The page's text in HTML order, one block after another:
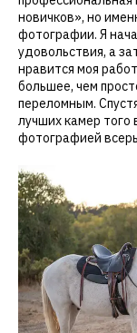
новичков», но
фотографии. Я
удовольствия, а
нравится моя
большее, чем
переломным.
лучших камер
фотографией